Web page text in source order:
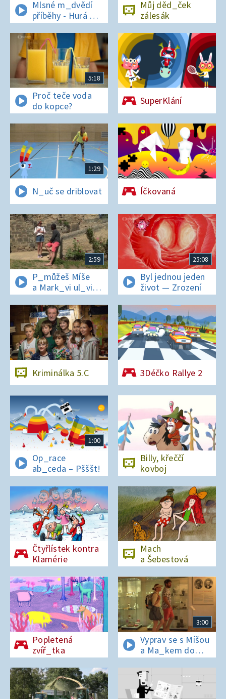
Mlsné m_dvědí
příběhy - Hurá na
bor_vky
Můj děd_ček
zálesák
5:18
Proč teče voda
do kopce?
SuperKlání
1:29
N_uč se driblovat Íčkovaná
2:59
P_můžeš Míše
a Mark_vi ul_vit
hesl_ na zámku
v Nelahezevsi?
25:08
Byl jednou jeden
život — Zrození
Kriminálka 5.C 3Déčko Rallye 2
1:00
Op_race
ab_ceda – Pšššt!
Billy, křeččí
kovboj
Čtyřlístek kontra
Klamérie
Mach
a Šebestová
Popletená
zvíř_tka
3:00
Vyprav se s Míšou
a Ma_kem do
Dobrovických
muzeí